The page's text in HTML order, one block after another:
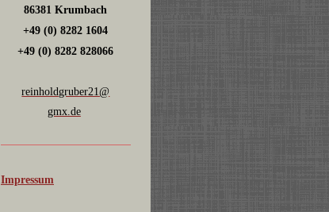
86381 Krumbach
+49 (0) 8282 1604
+49 (0) 8282 828066
reinholdgruber21@
gmx.de
Impressum